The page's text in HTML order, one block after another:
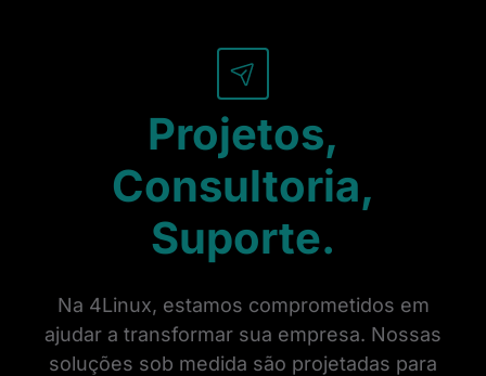
Projetos,
Consultoria,
Suporte.
Na 4Linux, estamos comprometidos em
ajudar a transformar sua empresa. Nossas
soluções sob medida são projetadas para